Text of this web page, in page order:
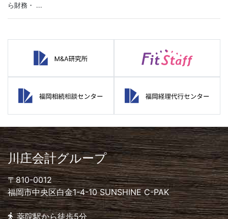
ら財務・ ...
川庄会計グループ
〒810-0012
福岡市中央区白金1-4-10 SUNSHINE C-PAK
薬院駅から徒歩5分